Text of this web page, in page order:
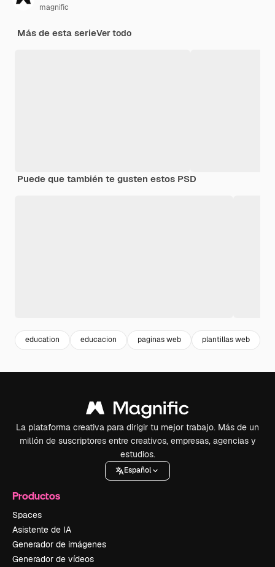
magnific
Más de esta serieVer todo
Puede que también te gusten estos PSD
education educacion paginas web plantillas web
La plataforma creativa para dirigir tu mejor trabajo. Más de un
millón de suscriptores entre creativos, empresas, agencias y
estudios.
Español
Productos
Spaces
Asistente de IA
Generador de imágenes
Generador de vídeos